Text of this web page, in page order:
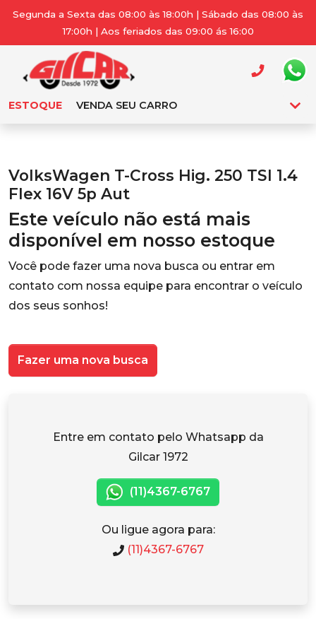
Segunda a Sexta das 08:00 às 18:00h | Sábado das 08:00 às
17:00h | Aos feriados das 09:00 ás 16:00
ESTOQUE VENDA SEU CARRO
VolksWagen T-Cross Hig. 250 TSI 1.4
Flex 16V 5p Aut
Este veículo não está mais
disponível em nosso estoque
Você pode fazer uma nova busca ou entrar em
contato com nossa equipe para encontrar o veículo
dos seus sonhos!
Fazer uma nova busca
Entre em contato pelo Whatsapp da
Gilcar 1972
(11)4367-6767
Ou ligue agora para:
(11)4367-6767